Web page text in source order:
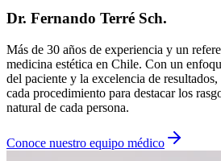
Dr. Fernando Terré Sch.
Más de 30 años de experiencia y un
medicina estética en Chile. Con un
del paciente y la excelencia de
cada procedimiento para destacar los
natural de cada persona.
Conoce nuestro equipo médico